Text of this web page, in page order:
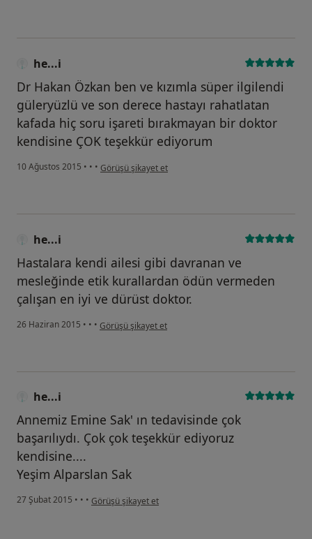
he...i
Dr Hakan Özkan ben ve kızımla süper ilgilendi
güleryüzlü ve son derece hastayı rahatlatan
kafada hiç soru işareti bırakmayan bir doktor
kendisine ÇOK teşekkür ediyorum
10 Ağustos 2015 • • • kullanıcının görüşüne göre he...i
Görüşü şikayet et
he...i
Hastalara kendi ailesi gibi davranan ve
mesleğinde etik kurallardan ödün vermeden
çalışan en iyi ve dürüst doktor.
26 Haziran 2015 • • • kullanıcının görüşüne göre he...i
Görüşü şikayet et
he...i
Annemiz Emine Sak' ın tedavisinde çok
başarılıydı. Çok çok teşekkür ediyoruz
kendisine....
Yeşim Alparslan Sak
27 Şubat 2015 • • • kullanıcının görüşüne göre he...i
Görüşü şikayet et